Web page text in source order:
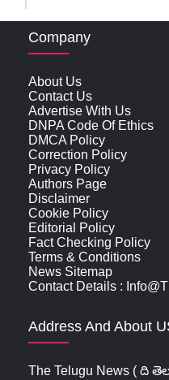
Company
About Us
Contact Us
Advertise With Us
DNPA Code Of Ethics
DMCA Policy
Correction Policy
Privacy Policy
Authors Page
Disclaimer
Cookie Policy
Editorial Policy
Fact Checking Policy
Terms & Conditions
News Sitemap
Contact Details :
Address And About
The Telugu News ( ది